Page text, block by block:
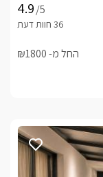
/5
החל מ- ₪1800